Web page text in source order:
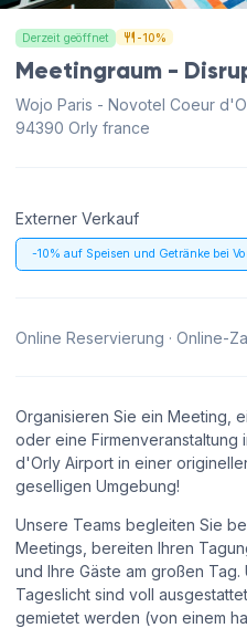
Derzeit geöffnet -10%
Meetingraum -
Wojo Paris - Novotel Coeur
94390 Orly france
Externer Verkauf
-10% auf Speisen und Getränke bei
Online Reservierung · Online-
Organisieren Sie ein Meeting,
oder eine Firmenveranstaltung
d'Orly Airport in einer
geselligen Umgebung!
Unsere Teams begleiten Sie
Meetings, bereiten Ihren
und Ihre Gäste am großen
Tageslicht sind voll
gemietet werden (von einem